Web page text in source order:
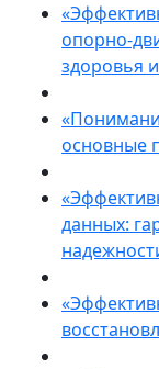
опорно-
здоровья
основные
данных: